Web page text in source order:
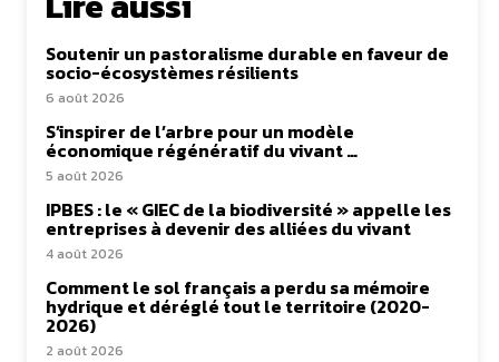
Soutenir un pastoralisme durable en faveur de
socio-écosystèmes résilients
6 août 2026
S’inspirer de l’arbre pour un modèle
économique régénératif du vivant …
5 août 2026
IPBES : le « GIEC de la biodiversité » appelle les
entreprises à devenir des alliées du vivant
4 août 2026
Comment le sol français a perdu sa mémoire
hydrique et déréglé tout le territoire (2020-
2026)
2 août 2026